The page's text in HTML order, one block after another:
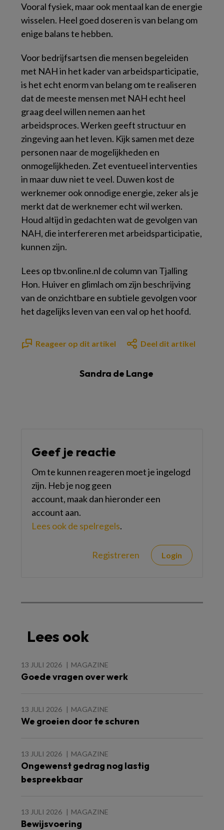
Vooral fysiek, maar ook mentaal kan de energie
wisselen. Heel goed doseren is van belang om
enige balans te hebben.
Voor bedrijfsartsen die mensen begeleiden
met NAH in het kader van arbeidsparticipatie,
is het echt enorm van belang om te realiseren
dat de meeste mensen met NAH echt heel
graag deel willen nemen aan het
arbeidsproces. Werken geeft structuur en
zingeving aan het leven. Kijk samen met deze
personen naar de mogelijkheden en
onmogelijkheden. Zet eventueel interventies
in maar duw niet te veel. Duwen kost de
werknemer ook onnodige energie, zeker als je
merkt dat de werknemer echt wil werken.
Houd altijd in gedachten wat de gevolgen van
NAH, die interfereren met arbeidsparticipatie,
kunnen zijn.
Lees op tbv.online.nl de column van Tjalling
Hon. Huiver en glimlach om zijn beschrijving
van de onzichtbare en subtiele gevolgen voor
het dagelijks leven van een val op het hoofd.
Reageer op dit artikel Deel dit artikel
Sandra de Lange
Geef je reactie
Om te kunnen reageren moet je ingelogd
zijn. Heb je nog geen
account, maak dan hieronder een
account aan.
Lees ook de spelregels.
Registreren Login
Lees ook
13 JULI 2026 MAGAZINE
Goede vragen over werk
13 JULI 2026 MAGAZINE
We groeien door te schuren
13 JULI 2026 MAGAZINE
Ongewenst gedrag nog lastig
bespreekbaar
13 JULI 2026 MAGAZINE
Bewijsvoering